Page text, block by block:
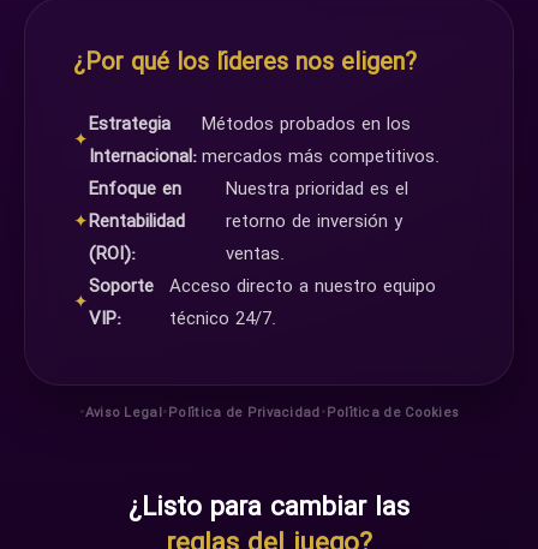
¿Por qué los líderes nos eligen?
✦
Estrategia
Internacional:
Métodos probados en los
mercados más competitivos.
✦
Enfoque en
Rentabilidad
(ROI):
Nuestra prioridad es el
retorno de inversión y
ventas.
✦
Soporte
VIP:
Acceso directo a nuestro equipo
técnico 24/7.
•Aviso Legal•Política de Privacidad•Política de Cookies
¿Listo para cambiar las